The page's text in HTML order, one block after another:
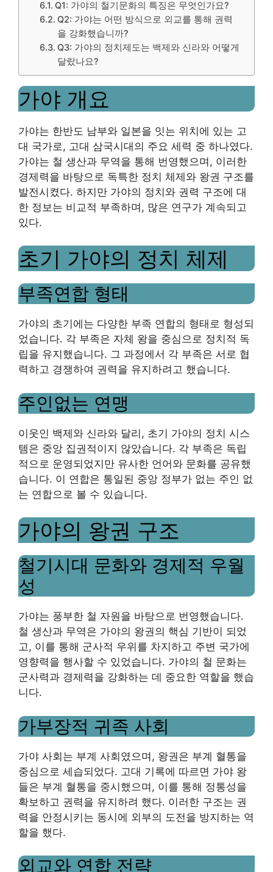
Q1: 가야의 철기문화의 특징은 무엇인가요?
Q2: 가야는 어떤 방식으로 외교를 통해 권력
을 강화했습니까?
Q3: 가야의 정치제도는 백제와 신라와 어떻게
달랐나요?
가야 개요
가야는 한반도 남부와 일본을 잇는 위치에 있는 고
대 국가로, 고대 삼국시대의 주요 세력 중 하나였다.
가야는 철 생산과 무역을 통해 번영했으며, 이러한
경제력을 바탕으로 독특한 정치 체제와 왕권 구조를
발전시켰다. 하지만 가야의 정치와 권력 구조에 대
한 정보는 비교적 부족하며, 많은 연구가 계속되고
있다.
초기 가야의 정치 체제
부족연합 형태
가야의 초기에는 다양한 부족 연합의 형태로 형성되
었습니다. 각 부족은 자체 왕을 중심으로 정치적 독
립을 유지했습니다. 그 과정에서 각 부족은 서로 협
력하고 경쟁하여 권력을 유지하려고 했습니다.
주인없는 연맹
이웃인 백제와 신라와 달리, 초기 가야의 정치 시스
템은 중앙 집권적이지 않았습니다. 각 부족은 독립
적으로 운영되었지만 유사한 언어와 문화를 공유했
습니다. 이 연합은 통일된 중앙 정부가 없는 주인 없
는 연합으로 볼 수 있습니다.
가야의 왕권 구조
철기시대 문화와 경제적 우월
성
가야는 풍부한 철 자원을 바탕으로 번영했습니다.
철 생산과 무역은 가야의 왕권의 핵심 기반이 되었
고, 이를 통해 군사적 우위를 차지하고 주변 국가에
영향력을 행사할 수 있었습니다. 가야의 철 문화는
군사력과 경제력을 강화하는 데 중요한 역할을 했습
니다.
가부장적 귀족 사회
가야 사회는 부계 사회였으며, 왕권은 부계 혈통을
중심으로 세습되었다. 고대 기록에 따르면 가야 왕
들은 부계 혈통을 중시했으며, 이를 통해 정통성을
확보하고 권력을 유지하려 했다. 이러한 구조는 권
력을 안정시키는 동시에 외부의 도전을 방지하는 역
할을 했다.
외교와 연합 전략